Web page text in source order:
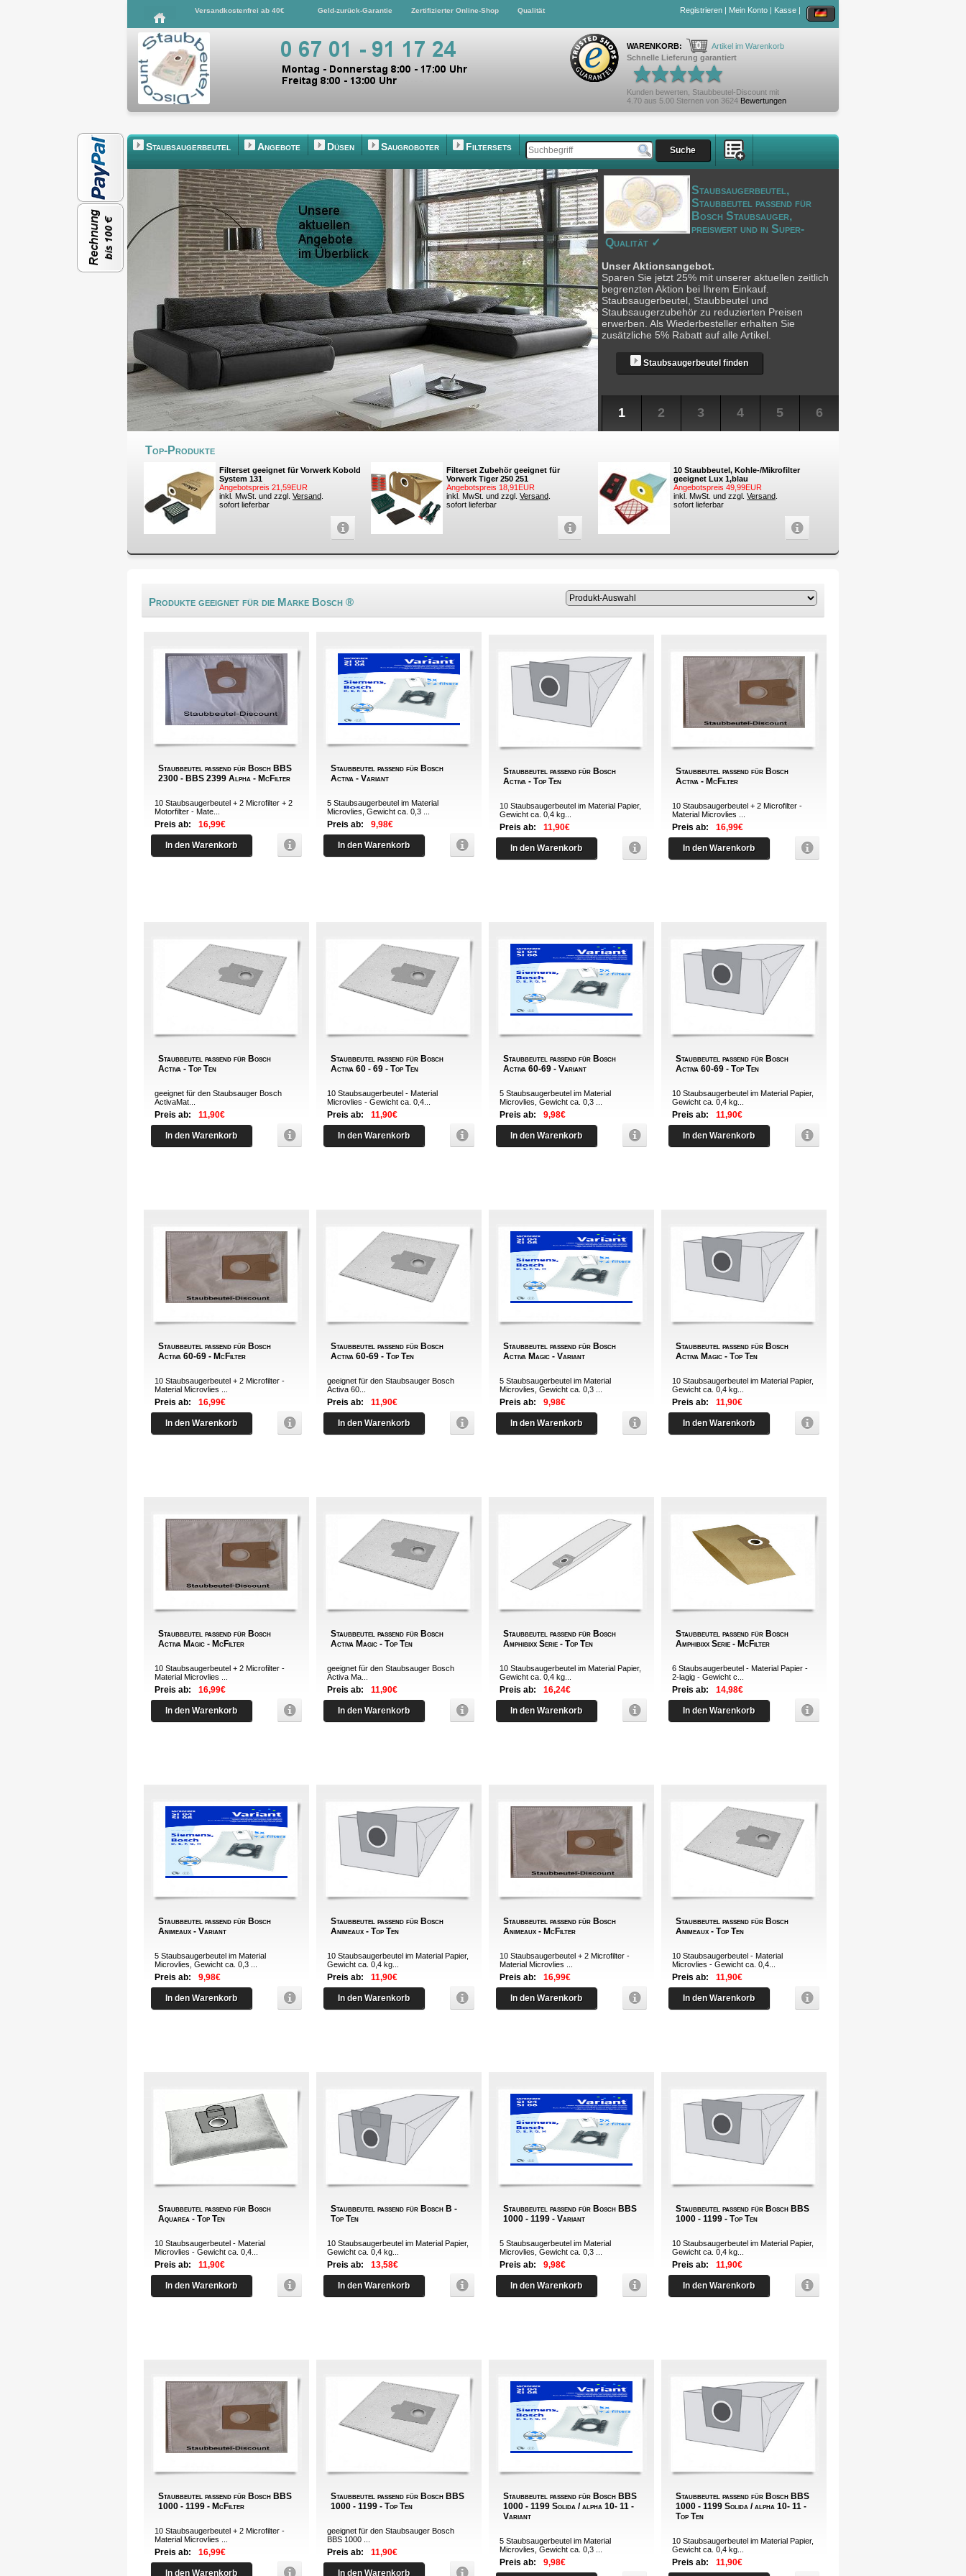
Versandkostenfrei ab 40€ Geld-zurück-Garantie Zertifizierter Online-Shop Qualität Registrieren | Mein Konto | Kasse |
WARENKORB: 0
Artikel im Warenkorb
Schnelle Lieferung garantiert
Kunden bewerten, Staubbeutel-Discount mit
4.70 aus 5.00 Sternen von 3624 Bewertungen
Staubsaugerbeutel Angebote Düsen Saugroboter Filtersets
Staubsaugerbeutel,
Staubbeutel passend für
Bosch Staubsauger,
preiswert und in Super-
Qualität ✓
Unser Aktionsangebot.
Sparen Sie jetzt 25% mit unserer aktuellen zeitlich
begrenzten Aktion bei Ihrem Einkauf.
Staubsaugerbeutel, Staubbeutel und
Staubsaugerzubehör zu reduzierten Preisen
erwerben. Als Wiederbesteller erhalten Sie
zusätzliche 5% Rabatt auf alle Artikel.
Staubsaugerbeutel finden
1 2 3 4 5 6
Top-Produkte
Filterset geeignet für Vorwerk Kobold
System 131
Angebotspreis 21,59EUR
inkl. MwSt. und zzgl. Versand
sofort lieferbar
Filterset Zubehör geeignet für
Vorwerk Tiger 250 251
Angebotspreis 18,91EUR
inkl. MwSt. und zzgl. Versand
sofort lieferbar
10 Staubbeutel, Kohle-/Mikrofilter
geeignet Lux 1,blau
Angebotspreis 49,99EUR
inkl. MwSt. und zzgl. Versand
sofort lieferbar
Produkte geeignet für die Marke Bosch ®
Staubbeutel passend für Bosch BBS
2300 - BBS 2399 Alpha - McFilter
10 Staubsaugerbeutel + 2 Microfilter + 2
Motorfilter - Mate...
Preis ab: 16,99€
In den Warenkorb
Staubbeutel passend für Bosch
Activa - Variant
5 Staubsaugerbeutel im Material
Microvlies, Gewicht ca. 0,3 ...
Preis ab: 9,98€
In den Warenkorb
Staubbeutel passend für Bosch
Activa - Top Ten
10 Staubsaugerbeutel im Material Papier,
Gewicht ca. 0,4 kg...
Preis ab: 11,90€
In den Warenkorb
Staubbeutel passend für Bosch
Activa - McFilter
10 Staubsaugerbeutel + 2 Microfilter -
Material Microvlies ...
Preis ab: 16,99€
In den Warenkorb
Staubbeutel passend für Bosch
Activa - Top Ten
geeignet für den Staubsauger Bosch
ActivaMat...
Preis ab: 11,90€
In den Warenkorb
Staubbeutel passend für Bosch
Activa 60 - 69 - Top Ten
10 Staubsaugerbeutel - Material
Microvlies - Gewicht ca. 0,4...
Preis ab: 11,90€
In den Warenkorb
Staubbeutel passend für Bosch
Activa 60-69 - Variant
5 Staubsaugerbeutel im Material
Microvlies, Gewicht ca. 0,3 ...
Preis ab: 9,98€
In den Warenkorb
Staubbeutel passend für Bosch
Activa 60-69 - Top Ten
10 Staubsaugerbeutel im Material Papier,
Gewicht ca. 0,4 kg...
Preis ab: 11,90€
In den Warenkorb
Staubbeutel passend für Bosch
Activa 60-69 - McFilter
10 Staubsaugerbeutel + 2 Microfilter -
Material Microvlies ...
Preis ab: 16,99€
In den Warenkorb
Staubbeutel passend für Bosch
Activa 60-69 - Top Ten
geeignet für den Staubsauger Bosch
Activa 60...
Preis ab: 11,90€
In den Warenkorb
Staubbeutel passend für Bosch
Activa Magic - Variant
5 Staubsaugerbeutel im Material
Microvlies, Gewicht ca. 0,3 ...
Preis ab: 9,98€
In den Warenkorb
Staubbeutel passend für Bosch
Activa Magic - Top Ten
10 Staubsaugerbeutel im Material Papier,
Gewicht ca. 0,4 kg...
Preis ab: 11,90€
In den Warenkorb
Staubbeutel passend für Bosch
Activa Magic - McFilter
10 Staubsaugerbeutel + 2 Microfilter -
Material Microvlies ...
Preis ab: 16,99€
In den Warenkorb
Staubbeutel passend für Bosch
Activa Magic - Top Ten
geeignet für den Staubsauger Bosch
Activa Ma...
Preis ab: 11,90€
In den Warenkorb
Staubbeutel passend für Bosch
Amphibixx Serie - Top Ten
10 Staubsaugerbeutel im Material Papier,
Gewicht ca. 0,4 kg...
Preis ab: 16,24€
In den Warenkorb
Staubbeutel passend für Bosch
Amphibixx Serie - McFilter
6 Staubsaugerbeutel - Material Papier -
2-lagig - Gewicht c...
Preis ab: 14,98€
In den Warenkorb
Staubbeutel passend für Bosch
Animeaux - Variant
5 Staubsaugerbeutel im Material
Microvlies, Gewicht ca. 0,3 ...
Preis ab: 9,98€
In den Warenkorb
Staubbeutel passend für Bosch
Animeaux - Top Ten
10 Staubsaugerbeutel im Material Papier,
Gewicht ca. 0,4 kg...
Preis ab: 11,90€
In den Warenkorb
Staubbeutel passend für Bosch
Animeaux - McFilter
10 Staubsaugerbeutel + 2 Microfilter -
Material Microvlies ...
Preis ab: 16,99€
In den Warenkorb
Staubbeutel passend für Bosch
Animeaux - Top Ten
10 Staubsaugerbeutel - Material
Microvlies - Gewicht ca. 0,4...
Preis ab: 11,90€
In den Warenkorb
Staubbeutel passend für Bosch
Aquarea - Top Ten
10 Staubsaugerbeutel - Material
Microvlies - Gewicht ca. 0,4...
Preis ab: 11,90€
In den Warenkorb
Staubbeutel passend für Bosch B -
Top Ten
10 Staubsaugerbeutel im Material Papier,
Gewicht ca. 0,4 kg...
Preis ab: 13,58€
In den Warenkorb
Staubbeutel passend für Bosch BBS
1000 - 1199 - Variant
5 Staubsaugerbeutel im Material
Microvlies, Gewicht ca. 0,3 ...
Preis ab: 9,98€
In den Warenkorb
Staubbeutel passend für Bosch BBS
1000 - 1199 - Top Ten
10 Staubsaugerbeutel im Material Papier,
Gewicht ca. 0,4 kg...
Preis ab: 11,90€
In den Warenkorb
Staubbeutel passend für Bosch BBS
1000 - 1199 - McFilter
10 Staubsaugerbeutel + 2 Microfilter -
Material Microvlies ...
Preis ab: 16,99€
In den Warenkorb
Staubbeutel passend für Bosch BBS
1000 - 1199 - Top Ten
geeignet für den Staubsauger Bosch
BBS 1000 ...
Preis ab: 11,90€
In den Warenkorb
Staubbeutel passend für Bosch BBS
1000 - 1199 Solida / alpha 10- 11 -
Variant
5 Staubsaugerbeutel im Material
Microvlies, Gewicht ca. 0,3 ...
Preis ab: 9,98€
Staubbeutel passend für Bosch BBS
1000 - 1199 Solida / alpha 10- 11 -
Top Ten
10 Staubsaugerbeutel im Material Papier,
Gewicht ca. 0,4 kg...
Preis ab: 11,90€